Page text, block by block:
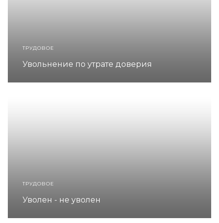
ТРУДОВОЕ
Увольнение по утрате доверия
ТРУДОВОЕ
Уволен - не уволен